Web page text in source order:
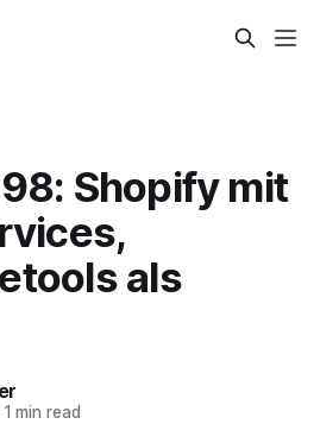
Shopify mit
als
min read